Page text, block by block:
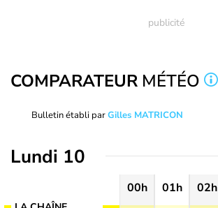
COMPARATEUR MÉTÉO
Bulletin établi parGilles MATRICON
Lundi 10
00h 01h 02h